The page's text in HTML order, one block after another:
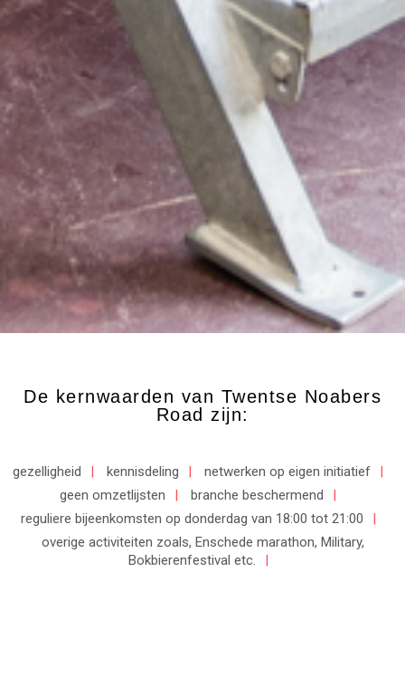
De kernwaarden van Twentse Noabers
Road zijn:
gezelligheid kennisdeling
netwerken op eigen initiatief
geen omzetlijsten
branche beschermend
reguliere bijeenkomsten op donderdag van 18:00 tot 21:00
overige activiteiten zoals, Enschede marathon, Military,
Bokbierenfestival etc.